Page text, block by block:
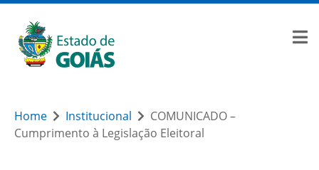
Home Institucional
COMUNICADO –
Cumprimento à Legislação Eleitoral